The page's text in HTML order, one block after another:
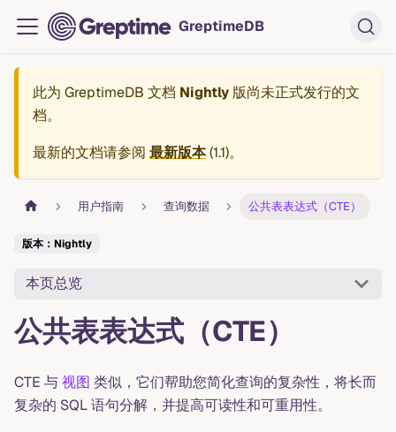
GreptimeDB
此为 GreptimeDB 文档 Nightly 版尚未正式发行的文
档。
最新的文档请参阅 最新版本(1.1)。
用户指南 查询数据 公共表表达式（CTE）
版本：Nightly
本页总览
公共表表达式（CTE）
CTE 与视图 类似，它们帮助您简化查询的复杂性，将长而
复杂的 SQL 语句分解，并提高可读性和可重用性。